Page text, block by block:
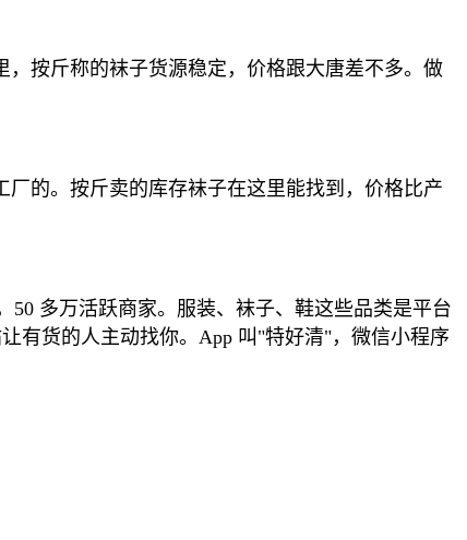
按斤称的袜子货源稳定，价格跟大唐差不多。做
的。按斤卖的库存袜子在这里能找到，价格比产
50 多万活跃商家。服装、袜子、鞋这些品类是平台
有货的人主动找你。App 叫"特好清"，微信小程序